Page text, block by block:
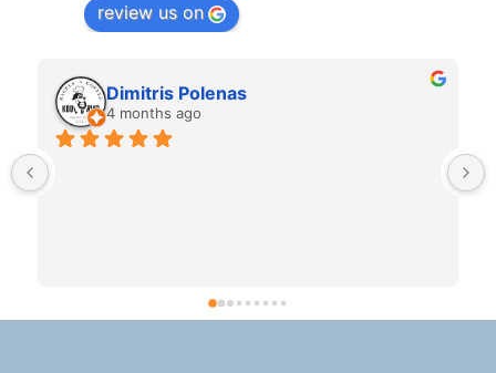
review us on
Dimitris Polenas
4 months ago